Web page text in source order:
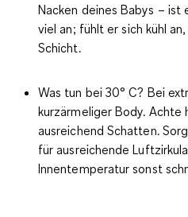
Nacken deines Babys – ist
viel an; fühlt er sich kühl
Schicht.
Was tun bei 30° C? Bei
kurzärmeliger Body. Achte
ausreichend Schatten.
für ausreichende
Innentemperatur sonst